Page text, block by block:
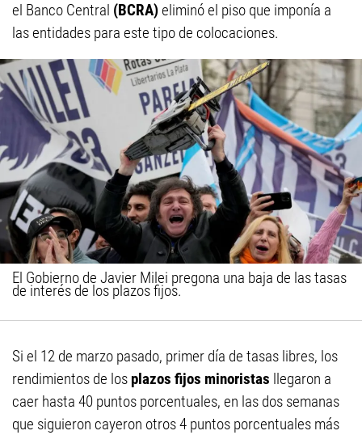
el Banco Central (BCRA)eliminó el piso que imponía a
las entidades para este tipo de colocaciones.
El Gobierno de Javier Milei pregona una baja de las tasas
de interés de los plazos fijos.
Si el 12 de marzo pasado, primer día de tasas libres, los
rendimientos de los plazos fijos minoristas llegaron a
caer hasta 40 puntos porcentuales, en las dos semanas
que siguieron cayeron otros 4 puntos porcentuales más